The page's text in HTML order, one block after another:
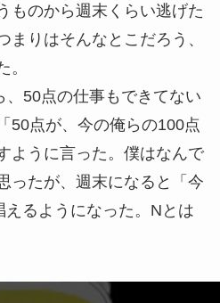
ものから週末くらい逃げた
まりはそんなとこだろう、
。
50点の仕事もできてない
50点が、今の俺らの100点
ように言った。僕はなんで
ったが、週末になると「今
るようになった。Nとは